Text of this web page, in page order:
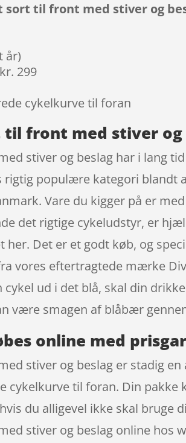
sort til front med stiver og
år)
299
cykelkurve til foran
front med stiver og
stiver og beslag har i lang
populære kategori blandt
Vare du kigger på er
det rigtige cykeludstyr, er
her. Det er et godt køb, og
vores eftertragtede mærke
ud i det blå, skal din
være smagen af blåbær
online med
stiver og beslag er stadig
cykelkurve til foran. Din
du alligevel ikke skal
stiver og beslag online hos